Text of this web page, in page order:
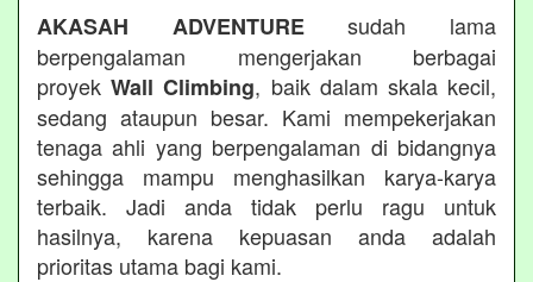
AKASAH ADVENTUREsudah lama
berpengalaman mengerjakan berbagai
proyekWall Climbing, baik dalam skala kecil,
sedang ataupun besar. Kami mempekerjakan
tenaga ahli yang berpengalaman di bidangnya
sehingga mampu menghasilkan karya-karya
terbaik. Jadi anda tidak perlu ragu untuk
hasilnya, karena kepuasan anda adalah
prioritas utama bagi kami.